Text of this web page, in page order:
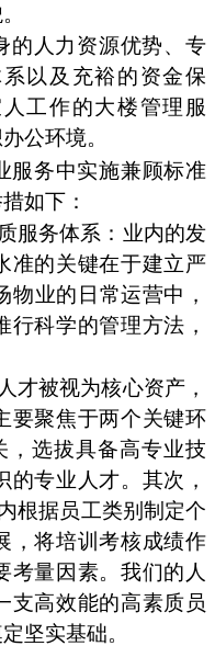
的人力资源优势、专
以及充裕的资金保
工作的大楼管理服
公环境。
服务中实施兼顾标准
如下：
服务体系：业内的发
准的关键在于建立严
业的日常运营中，
科学的管理方法，
才被视为核心资产，
要聚焦于两个关键环
，选拔具备高专业技
专业人才。其次，
根据员工类别制定个
，将培训考核成绩作
考量因素。我们的人
支高效能的高素质员
坚实基础。